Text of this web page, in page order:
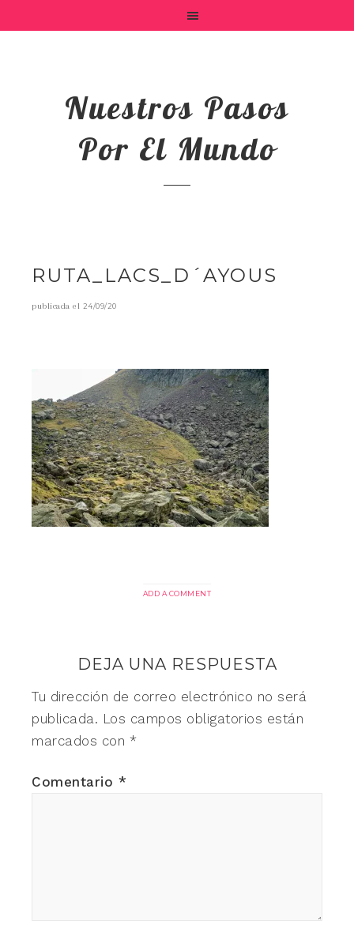
Nuestros Pasos
Por El Mundo
RUTA_LACS_D´AYOUS
publicada el 24/09/20
ADD A COMMENT
DEJA UNA RESPUESTA
Tu dirección de correo electrónico no será
publicada. Los campos obligatorios están
marcados con *
Comentario *